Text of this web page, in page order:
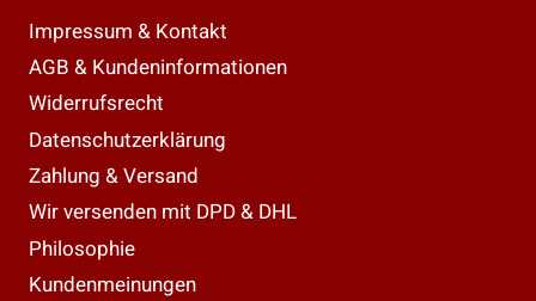
Impressum & Kontakt
AGB & Kundeninformationen
Widerrufsrecht
Datenschutzerklärung
Zahlung & Versand
Wir versenden mit DPD & DHL
Philosophie
Kundenmeinungen